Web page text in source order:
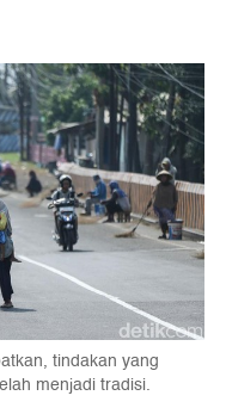
tindakan yang
menjadi tradisi.